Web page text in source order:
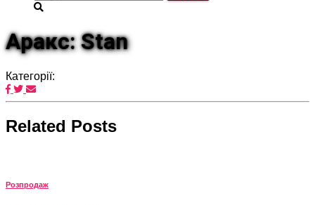
Аракс: Stan
Категорії:
Related Posts
Розпродаж